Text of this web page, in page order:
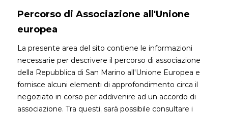
Percorso di Associazione all'Unione
europea
La presente area del sito contiene le informazioni
necessarie per descrivere il percorso di associazione
della Repubblica di San Marino all'Unione Europea e
fornisce alcuni elementi di approfondimento circa il
negoziato in corso per addivenire ad un accordo di
associazione. Tra questi, sarà possibile consultare i